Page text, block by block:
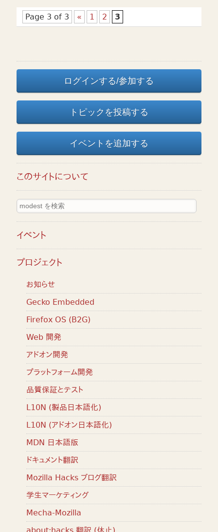
Page 3 of 3 « 1 2 3
ログインする/参加する
トピックを投稿する
イベントを追加する
このサイトについて
イベント
プロジェクト
お知らせ
Gecko Embedded
Firefox OS (B2G)
Web 開発
アドオン開発
プラットフォーム開発
品質保証とテスト
L10N (製品日本語化)
L10N (アドオン日本語化)
MDN 日本語版
ドキュメント翻訳
Mozilla Hacks ブログ翻訳
学生マーケティング
Mecha-Mozilla
about:hacks 翻訳 (休止)